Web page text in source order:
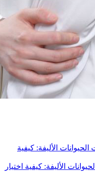
الأليفة: كيفية اختيار